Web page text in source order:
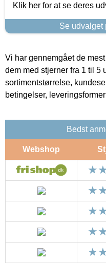
Klik her for at se deres
Se udvalget
Vi har gennemgået de
dem med stjerner fra 1 til 5
sortimentstørrelse,
betingelser,
Bedst
Webshop